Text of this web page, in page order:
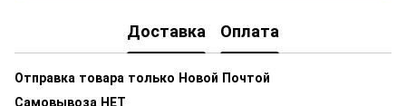
Доставка Оплата
Отправка товара только Новой Почтой
Самовывоза НЕТ